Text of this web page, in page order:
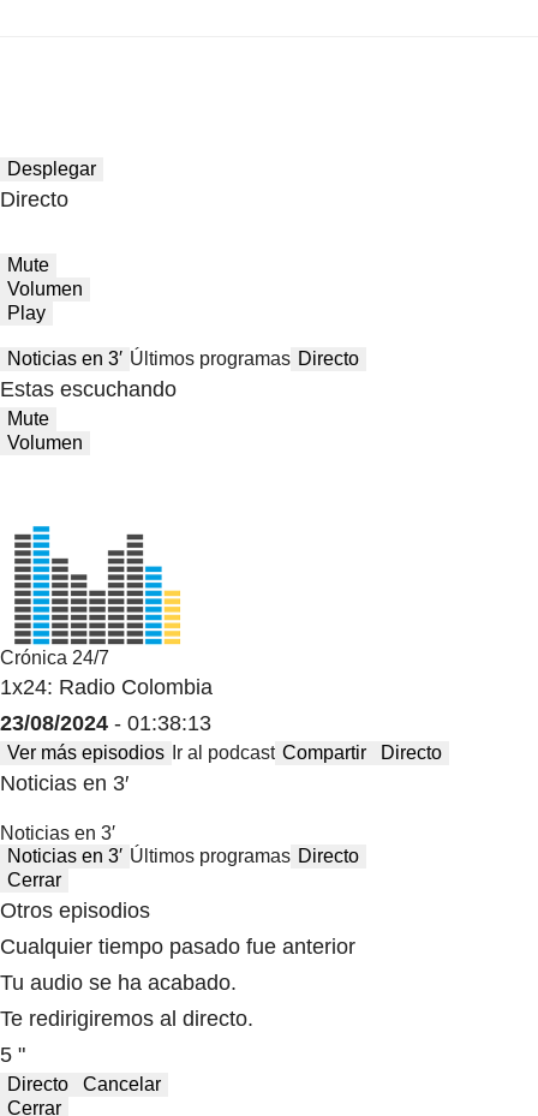
Desplegar
Directo
Mute
Volumen
Play
Noticias en 3′ Últimos programas Directo
Estas escuchando
Mute
Volumen
Crónica 24/7
1x24: Radio Colombia
23/08/2024 - 01:38:13
Ver más episodios Ir al podcast Compartir Directo
Noticias en 3′
Noticias en 3′
Noticias en 3′ Últimos programas Directo
Cerrar
Otros episodios
Cualquier tiempo pasado fue anterior
Tu audio se ha acabado.
Te redirigiremos al directo.
5 "
Directo
Cancelar
Cerrar